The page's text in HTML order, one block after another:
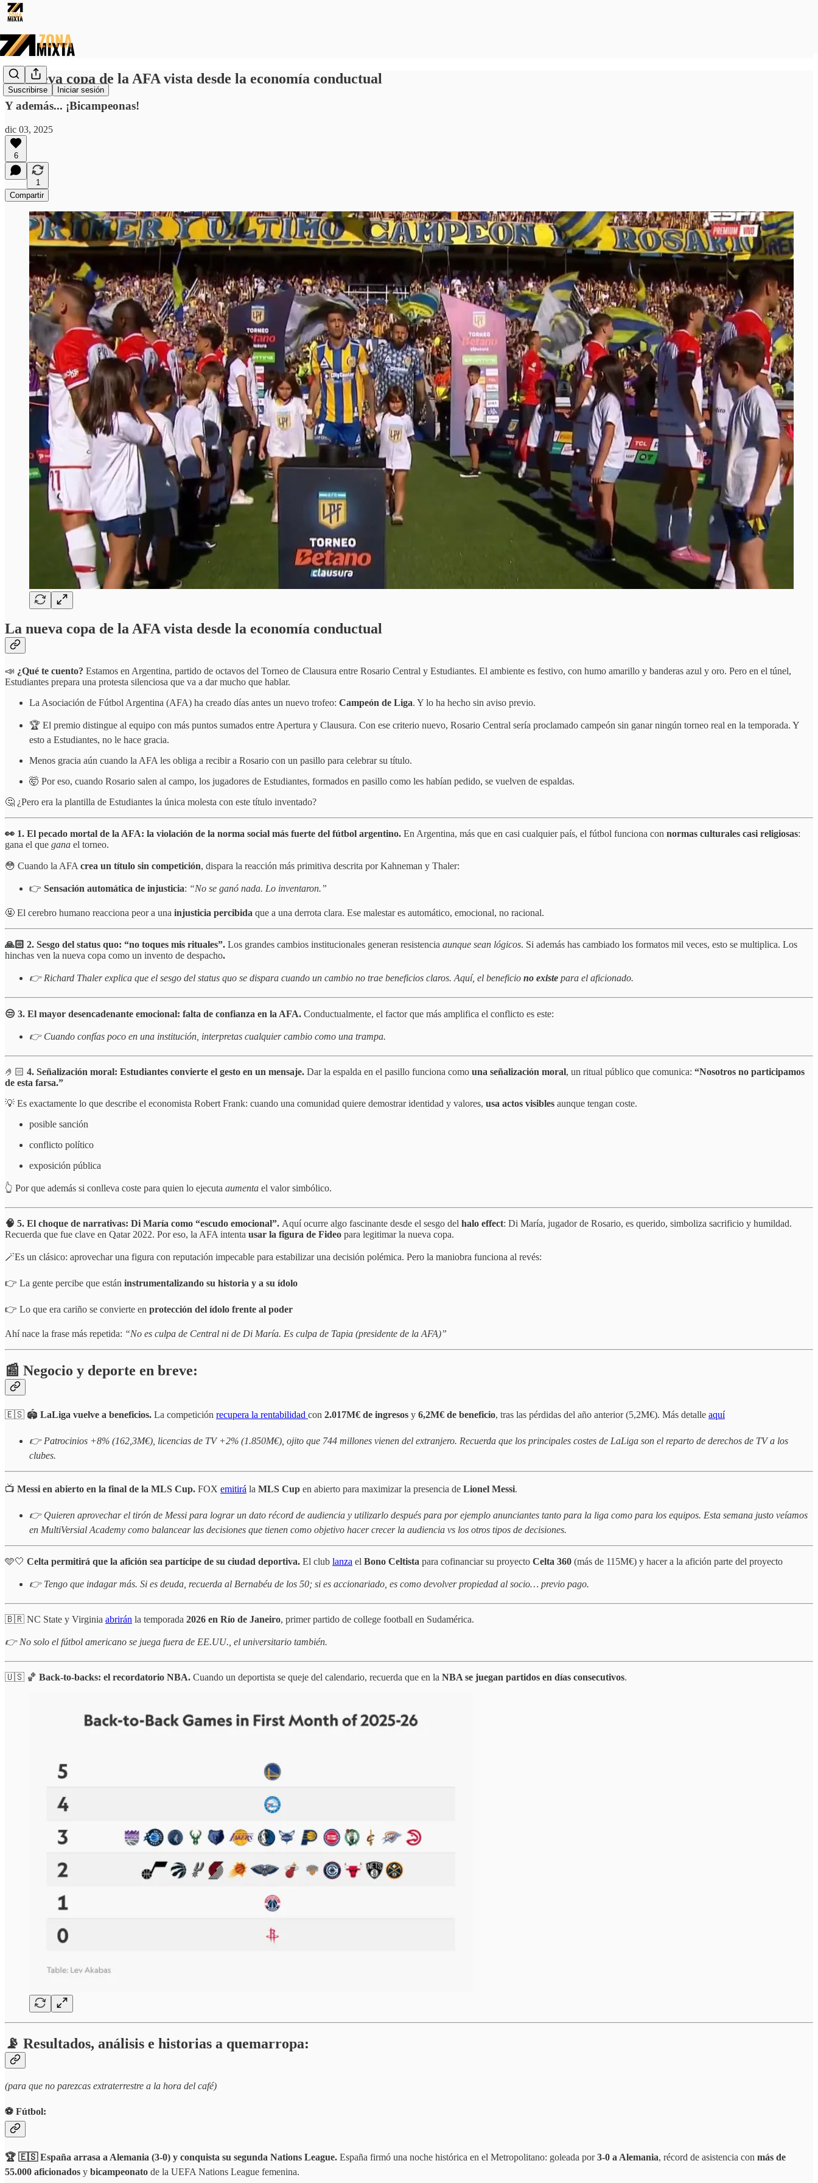
Suscribirse Iniciar sesión
La nueva copa de la AFA vista desde la economía conductual
Y además... ¡Bicampeonas!
dic 03, 2025
6
1
Compartir
La nueva copa de la AFA vista desde la economía conductual
📣 ¿Qué te cuento? Estamos en Argentina, partido de octavos del Torneo de Clausura entre Rosario Central y Estudiantes. El ambiente es festivo, con humo amarillo y banderas azul y oro. Pero en el túnel,
Estudiantes prepara una protesta silenciosa que va a dar mucho que hablar.
La Asociación de Fútbol Argentina (AFA) ha creado días antes un nuevo trofeo: Campeón de Liga. Y lo ha hecho sin aviso previo.
🏆 El premio distingue al equipo con más puntos sumados entre Apertura y Clausura. Con ese criterio nuevo, Rosario Central sería proclamado campeón sin ganar ningún torneo real en la temporada. Y
esto a Estudiantes, no le hace gracia.
Menos gracia aún cuando la AFA les obliga a recibir a Rosario con un pasillo para celebrar su título.
🤯 Por eso, cuando Rosario salen al campo, los jugadores de Estudiantes, formados en pasillo como les habían pedido, se vuelven de espaldas.
🤔 ¿Pero era la plantilla de Estudiantes la única molesta con este título inventado?
👀 1. El pecado mortal de la AFA: la violación de la norma social más fuerte del fútbol argentino. En Argentina, más que en casi cualquier país, el fútbol funciona con normas culturales casi religiosas:
gana el que gana el torneo.
😳 Cuando la AFA crea un título sin competición, dispara la reacción más primitiva descrita por Kahneman y Thaler:
👉 Sensación automática de injusticia: “No se ganó nada. Lo inventaron.”
🤬 El cerebro humano reacciona peor a una injusticia percibida que a una derrota clara. Ese malestar es automático, emocional, no racional.
🙏🏻 2. Sesgo del status quo: “no toques mis rituales”. Los grandes cambios institucionales generan resistencia aunque sean lógicos. Si además has cambiado los formatos mil veces, esto se multiplica. Los
hinchas ven la nueva copa como un invento de despacho.
👉 Richard Thaler explica que el sesgo del status quo se dispara cuando un cambio no trae beneficios claros. Aquí, el beneficio no existe para el aficionado.
😒 3. El mayor desencadenante emocional: falta de confianza en la AFA. Conductualmente, el factor que más amplifica el conflicto es este:
👉 Cuando confías poco en una institución, interpretas cualquier cambio como una trampa.
🤌🏻 4. Señalización moral: Estudiantes convierte el gesto en un mensaje. Dar la espalda en el pasillo funciona como una señalización moral, un ritual público que comunica: “Nosotros no participamos
de esta farsa.”
💡 Es exactamente lo que describe el economista Robert Frank: cuando una comunidad quiere demostrar identidad y valores, usa actos visibles aunque tengan coste.
posible sanción
conflicto político
exposición pública
👆 Por que además si conlleva coste para quien lo ejecuta aumenta el valor simbólico.
🧠 5. El choque de narrativas: Di María como “escudo emocional”. Aquí ocurre algo fascinante desde el sesgo del halo effect: Di María, jugador de Rosario, es querido, simboliza sacrificio y humildad.
Recuerda que fue clave en Qatar 2022. Por eso, la AFA intenta usar la figura de Fideo para legitimar la nueva copa.
🪄Es un clásico: aprovechar una figura con reputación impecable para estabilizar una decisión polémica. Pero la maniobra funciona al revés:
👉 La gente percibe que están instrumentalizando su historia y a su ídolo
👉 Lo que era cariño se convierte en protección del ídolo frente al poder
Ahí nace la frase más repetida: “No es culpa de Central ni de Di María. Es culpa de Tapia (presidente de la AFA)”
📰 Negocio y deporte en breve:
🇪🇸 🏟️ LaLiga vuelve a beneficios. La competición recupera la rentabilidad con 2.017M€ de ingresos y 6,2M€ de beneficio, tras las pérdidas del año anterior (5,2M€). Más detalle aquí
👉 Patrocinios +8% (162,3M€), licencias de TV +2% (1.850M€), ojito que 744 millones vienen del extranjero. Recuerda que los principales costes de LaLiga son el reparto de derechos de TV a los
clubes.
📺 Messi en abierto en la final de la MLS Cup. FOX emitirá la MLS Cup en abierto para maximizar la presencia de Lionel Messi.
👉 Quieren aprovechar el tirón de Messi para lograr un dato récord de audiencia y utilizarlo después para por ejemplo anunciantes tanto para la liga como para los equipos. Esta semana justo veíamos
en MultiVersial Academy como balancear las decisiones que tienen como objetivo hacer crecer la audiencia vs los otros tipos de decisiones.
🩵🤍 Celta permitirá que la afición sea partícipe de su ciudad deportiva. El club lanza el Bono Celtista para cofinanciar su proyecto Celta 360 (más de 115M€) y hacer a la afición parte del proyecto
👉 Tengo que indagar más. Si es deuda, recuerda al Bernabéu de los 50; si es accionariado, es como devolver propiedad al socio… previo pago.
🇧🇷 NC State y Virginia abrirán la temporada 2026 en Río de Janeiro, primer partido de college football en Sudamérica.
👉 No solo el fútbol americano se juega fuera de EE.UU., el universitario también.
🇺🇸 🏀 Back-to-backs: el recordatorio NBA. Cuando un deportista se queje del calendario, recuerda que en la NBA se juegan partidos en días consecutivos.
📡 Resultados, análisis e historias a quemarropa:
(para que no parezcas extraterrestre a la hora del café)
⚽️ Fútbol:
🏆 🇪🇸 España arrasa a Alemania (3-0) y conquista su segunda Nations League. España firmó una noche histórica en el Metropolitano: goleada por3-0 a Alemania, récord de asistencia con más de
55.000 aficionados y bicampeonato de la UEFA Nations League femenina.